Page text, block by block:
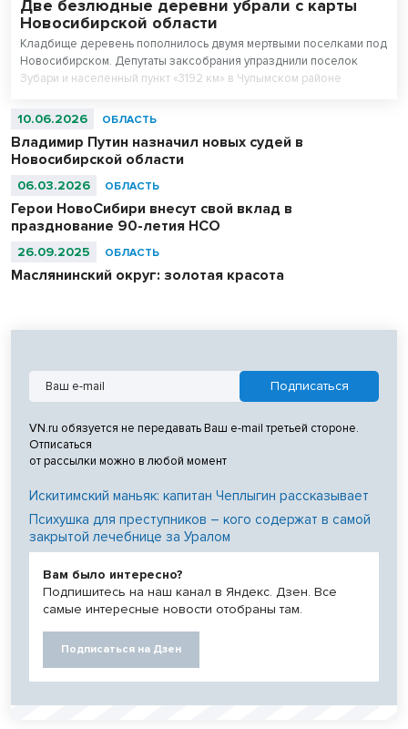
Две безлюдные деревни убрали с карты
Новосибирской области
Кладбище деревень пополнилось двумя мертвыми поселками под
Новосибирском. Депутаты заксобрания упразднили поселок
Зубари и населенный пункт «3192 км» в Чулымском районе
10.06.2026 ОБЛАСТЬ
Владимир Путин назначил новых судей в
Новосибирской области
06.03.2026 ОБЛАСТЬ
Герои НовоСибири внесут свой вклад в
празднование 90-летия НСО
26.09.2025 ОБЛАСТЬ
Маслянинский округ: золотая красота
VN.ru обязуется не передавать Ваш e-mail третьей стороне.
Отписаться
от рассылки можно в любой момент
Искитимский маньяк: капитан Чеплыгин рассказывает
Психушка для преступников – кого содержат в самой
закрытой лечебнице за Уралом
Вам было интересно?
Подпишитесь на наш канал в Яндекс. Дзен. Все
самые интересные новости отобраны там.
Подписаться на Дзен